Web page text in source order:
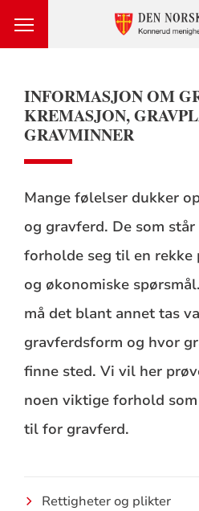
INFORMASJON OM
KREMASJON,
GRAVMINNER
Mange følelser dukker
og gravferd. De som
forholde seg til en rekke
og økonomiske
må det blant annet tas
gravferdsform og hvor
finne sted. Vi vil her
noen viktige forhold
til for gravferd.
Rettigheter og plikter